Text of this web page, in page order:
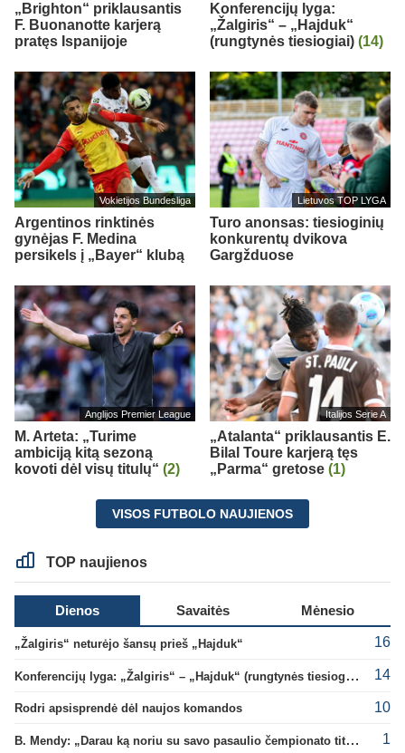
„Brighton“ priklausantis
F. Buonanotte karjerą
pratęs Ispanijoje
Konferencijų lyga:
„Žalgiris“ – „Hajduk“
(rungtynės tiesiogiai) (14)
Vokietijos Bundesliga
Argentinos rinktinės
gynėjas F. Medina
persikels į „Bayer“ klubą
Lietuvos TOP LYGA
Turo anonsas: tiesioginių
konkurentų dvikova
Gargžduose
Anglijos Premier League
M. Arteta: „Turime
ambiciją kitą sezoną
kovoti dėl visų titulų“ (2)
Italijos Serie A
„Atalanta“ priklausantis E.
Bilal Toure karjerą tęs
„Parma“ gretose (1)
VISOS FUTBOLO NAUJIENOS
TOP naujienos
Dienos Savaitės Mėnesio
„Žalgiris“ neturėjo šansų prieš „Hajduk“ 16
Konferencijų lyga: „Žalgiris“ – „Hajduk“ (rungtynės tiesiogiai) 14
Rodri apsisprendė dėl naujos komandos 10
B. Mendy: „Darau ką noriu su savo pasaulio čempionato titulu“ 1